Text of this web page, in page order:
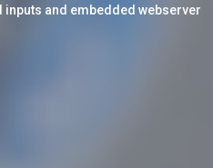
inputs and embedded webserver